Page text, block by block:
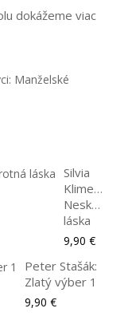
dokážeme viac
Silvia
Klimentová:
Neskrotná
láska
9,90 €
Peter Stašák:
Zlatý výber 1
9,90 €